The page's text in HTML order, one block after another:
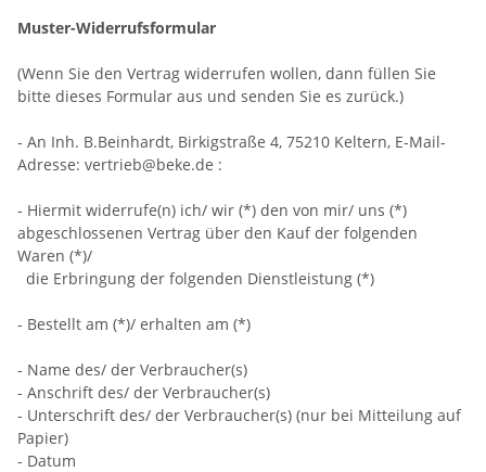
Muster-Widerrufsformular
(Wenn Sie den Vertrag widerrufen wollen, dann füllen Sie
bitte dieses Formular aus und senden Sie es zurück.)
- An Inh. B.Beinhardt, Birkigstraße 4, 75210 Keltern, E-Mail-
Adresse: vertrieb@beke.de :
- Hiermit widerrufe(n) ich/ wir (*) den von mir/ uns (*)
abgeschlossenen Vertrag über den Kauf der folgenden
Waren (*)/
die Erbringung der folgenden Dienstleistung (*)
- Bestellt am (*)/ erhalten am (*)
- Name des/ der Verbraucher(s)
- Anschrift des/ der Verbraucher(s)
- Unterschrift des/ der Verbraucher(s) (nur bei Mitteilung auf
Papier)
- Datum